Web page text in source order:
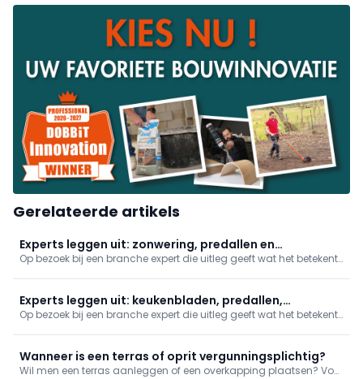
Gerelateerde artikels
Experts leggen uit: zonwering, predallen en
dakdichting
Op bezoek bij een branche expert die uitleg geeft wat het betekent
Experts leggen uit: keukenbladen, predallen,
brandwerende deuren en zonwering
Op bezoek bij een branche expert die uitleg geeft wat het betekent
een zonweringexpert en tonen we hoe een brandwerende deu
Wanneer is een terras of oprit vergunningsplichtig?
Wil men een terras aanleggen of een overkapping plaatsen? Voor